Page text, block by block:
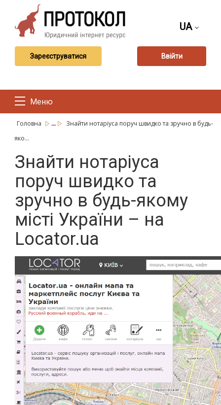
UA
Зареєструватися Ввійти
Меню
Головна ...
Знайти нотаріуса поруч швидко та зручно в будь-
яко...
Знайти нотаріуса
поруч швидко та
зручно в будь-якому
місті України – на
Locator.ua